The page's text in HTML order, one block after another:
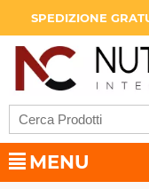
SPEDIZIONE
MENU